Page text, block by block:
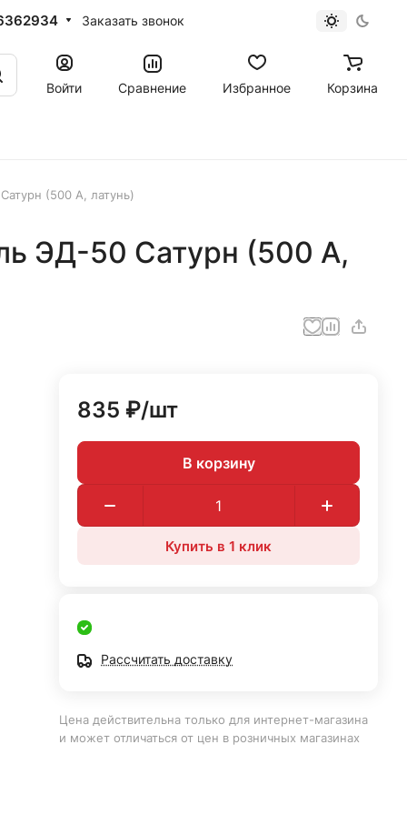
Заказать звонок
Войти
Сравнение Избранное Корзина
(500 А, латунь)
ЭД-50 Сатурн (500 А,
835 ₽/шт
В корзину
Купить в 1 клик
Рассчитать доставку
Цена действительна только для интернет-магазина
и может отличаться от цен в розничных магазинах